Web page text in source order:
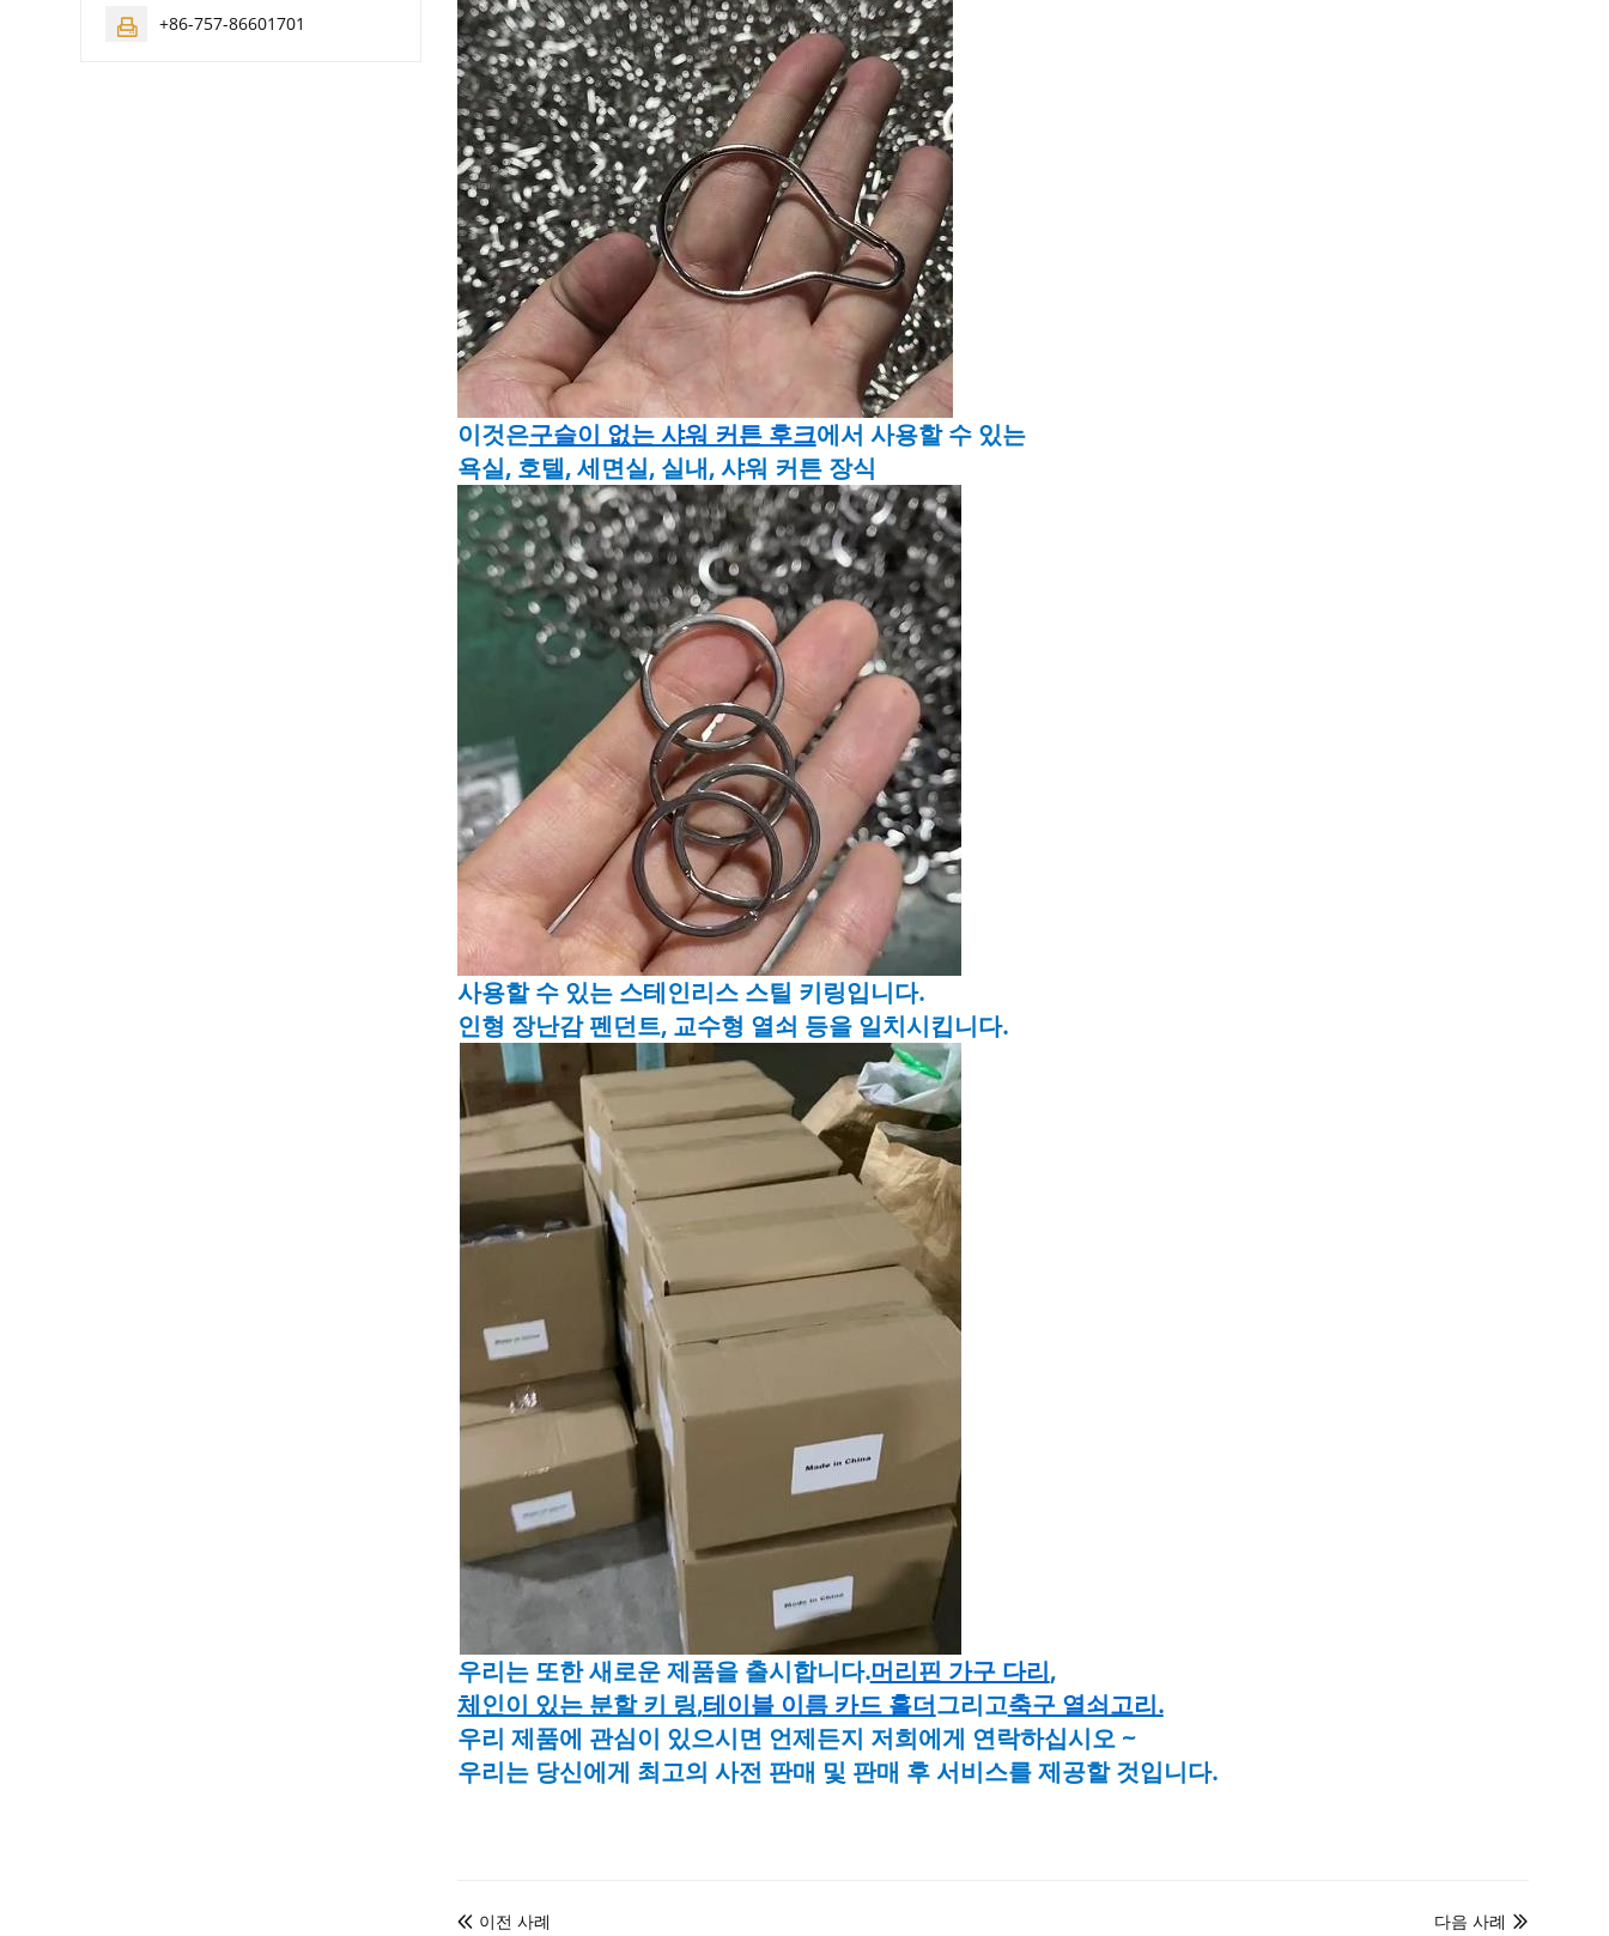
이것은구슬이 없는 샤워 커튼 후크에서 사용할 수 있는
욕실, 호텔, 세면실, 실내, 샤워 커튼 장식
사용할 수 있는 스테인리스 스틸 키링입니다.
인형 장난감 펜던트, 교수형 열쇠 등을 일치시킵니다.
우리는 또한 새로운 제품을 출시합니다.머리핀 가구 다리,
체인이 있는 분할 키 링,테이블 이름 카드 홀더그리고축구 열쇠고리.
우리 제품에 관심이 있으시면 언제든지 저희에게 연락하십시오 ~
우리는 당신에게 최고의 사전 판매 및 판매 후 서비스를 제공할 것입니다.
 이전 사례 
다음 사례
 +86-757-86601701